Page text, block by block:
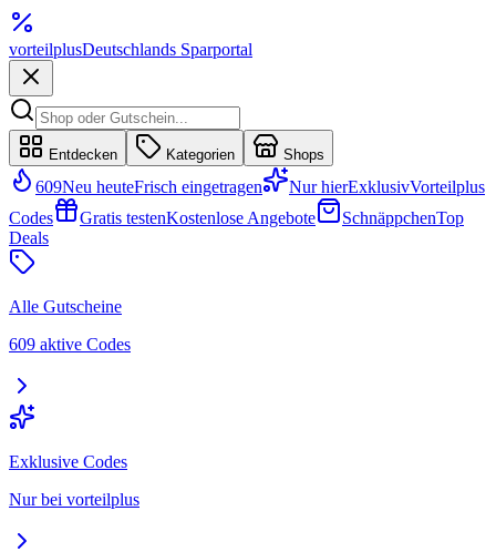
vorteilplusDeutschlands Sparportal
Entdecken Kategorien Shops
609Neu heuteFrisch eingetragen Nur hierExklusivVorteilplus
Codes
Gratis testenKostenlose Angebote SchnäppchenTop
Deals
Alle Gutscheine
609 aktive Codes
Exklusive Codes
Nur bei vorteilplus